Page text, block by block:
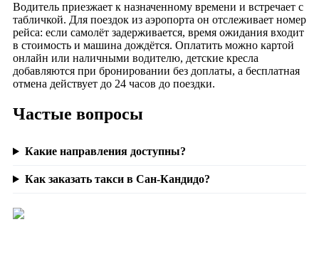
Водитель приезжает к назначенному времени и встречает с
табличкой. Для поездок из аэропорта он отслеживает номер
рейса: если самолёт задерживается, время ожидания входит
в стоимость и машина дождётся. Оплатить можно картой
онлайн или наличными водителю, детские кресла
добавляются при бронировании без доплаты, а бесплатная
отмена действует до 24 часов до поездки.
Частые вопросы
Какие направления доступны?
Как заказать такси в Сан-Кандидо?